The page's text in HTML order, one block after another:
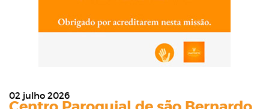
02 julho 2026